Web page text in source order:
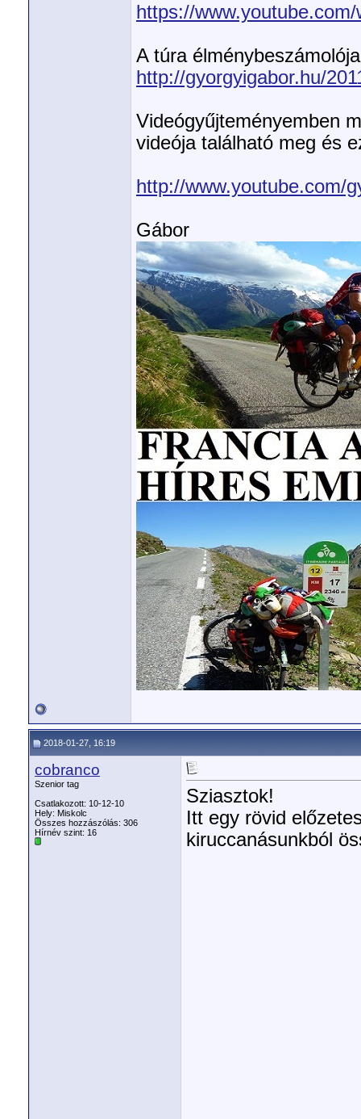
https://
A túra
http://gyorgyigabor.hu/
Videógyűjteményemben
videója található meg és
http://www.youtube.com/
Gábor
2018-01-27, 16:19
cobranco
Szenior tag
Csatlakozott: 10-12-10
Hely: Miskolc
Összes hozzászólás: 306
Hírnév szint: 16
Sziasztok!
Itt egy rövid
kiruccanásunkból